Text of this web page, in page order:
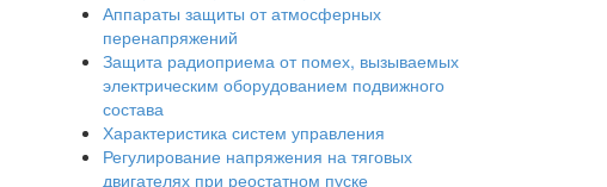
Аппараты защиты от атмосферных
перенапряжений
Защита радиоприема от помех, вызываемых
электрическим оборудованием подвижного
состава
Характеристика систем управления
Регулирование напряжения на тяговых
двигателях при реостатном пуске